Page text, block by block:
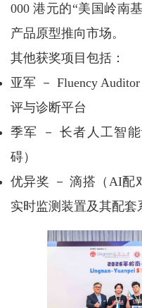
000 港元的“美国岭南
产品原型推向市场。
其他获奖项目包括：
亚军 － Fluency
评与诊断平台
季军 － 长者人工智
碍）
优异奖 － 滴搭（AI配
实时监测装置及其配套